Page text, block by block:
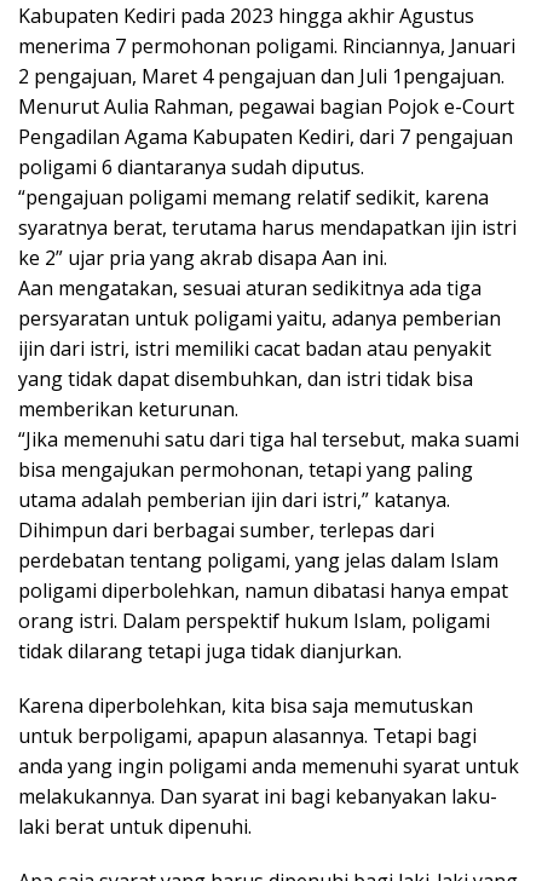
Kabupaten Kediri pada 2023 hingga akhir Agustus
menerima 7 permohonan poligami. Rinciannya, Januari
2 pengajuan, Maret 4 pengajuan dan Juli 1pengajuan.
Menurut Aulia Rahman, pegawai bagian Pojok e-Court
Pengadilan Agama Kabupaten Kediri, dari 7 pengajuan
poligami 6 diantaranya sudah diputus.
“pengajuan poligami memang relatif sedikit, karena
syaratnya berat, terutama harus mendapatkan ijin istri
ke 2” ujar pria yang akrab disapa Aan ini.
Aan mengatakan, sesuai aturan sedikitnya ada tiga
persyaratan untuk poligami yaitu, adanya pemberian
ijin dari istri, istri memiliki cacat badan atau penyakit
yang tidak dapat disembuhkan, dan istri tidak bisa
memberikan keturunan.
“Jika memenuhi satu dari tiga hal tersebut, maka suami
bisa mengajukan permohonan, tetapi yang paling
utama adalah pemberian ijin dari istri,” katanya.
Dihimpun dari berbagai sumber, terlepas dari
perdebatan tentang poligami, yang jelas dalam Islam
poligami diperbolehkan, namun dibatasi hanya empat
orang istri. Dalam perspektif hukum Islam, poligami
tidak dilarang tetapi juga tidak dianjurkan.
Karena diperbolehkan, kita bisa saja memutuskan
untuk berpoligami, apapun alasannya. Tetapi bagi
anda yang ingin poligami anda memenuhi syarat untuk
melakukannya. Dan syarat ini bagi kebanyakan laku-
laki berat untuk dipenuhi.